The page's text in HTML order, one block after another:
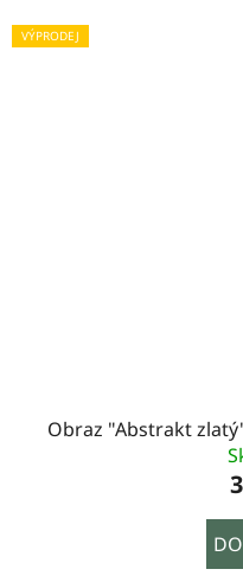
VÝPRODEJ
Obraz "Abstrakt